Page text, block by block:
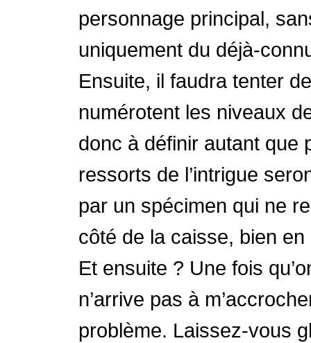
personnage principal,
uniquement du déjà-
Ensuite, il faudra tenter
numérotent les niveaux
donc à définir autant que
ressorts de l’intrigue
par un spécimen qui ne
côté de la caisse, bien en
Et ensuite ? Une fois
n’arrive pas à
problème. Laissez-vous